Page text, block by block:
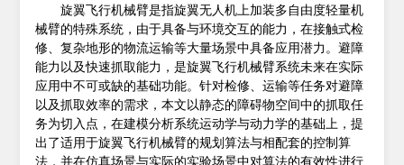
旋翼飞行机械臂是指旋翼无人机上加装多自由度轻量机
械臂的特殊系统，由于具备与环境交互的能力，在接触式检
修、复杂地形的物流运输等大量场景中具备应用潜力。避障
能力以及快速抓取能力，是旋翼飞行机械臂系统未来在实际
应用中不可或缺的基础功能。针对检修、运输等任务对避障
以及抓取效率的需求，本文以静态的障碍物空间中的抓取任
务为切入点，在建模分析系统运动学与动力学的基础上，提
出了适用于旋翼飞行机械臂的规划算法与相配套的控制算